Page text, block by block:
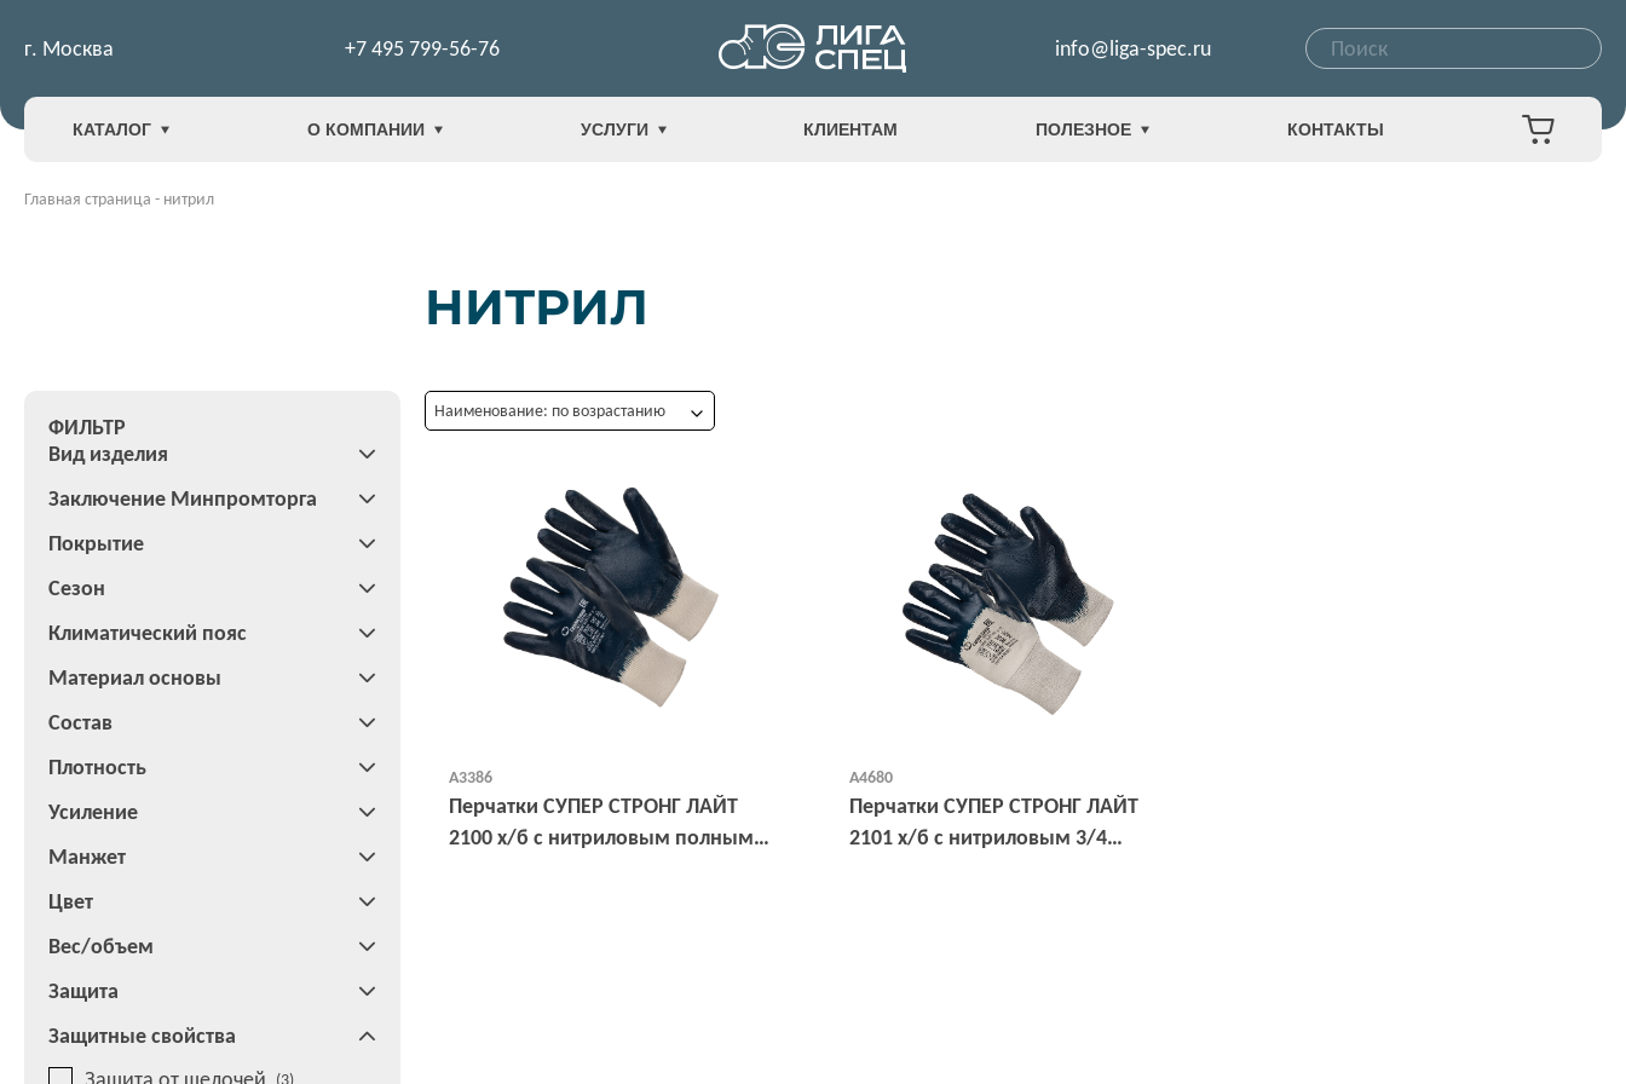
г. Москва +7 495 799-56-76 info@liga-spec.ru
КАТАЛОГ О КОМПАНИИ УСЛУГИ КЛИЕНТАМ ПОЛЕЗНОЕ КОНТАКТЫ
Главная страница - нитрил
НИТРИЛ
ФИЛЬТР
Вид изделия
Заключение Минпромторга
Покрытие
Сезон
Климатический пояс
Материал основы
Состав
Плотность
Усиление
Манжет
Цвет
Вес/объем
Защита
Защитные свойства
(3)
Наименование: по возрастанию
А3386
Перчатки СУПЕР СТРОНГ ЛАЙТ
2100 х/б с нитриловым полным
А4680
Перчатки СУПЕР СТРОНГ ЛАЙТ
2101 х/б с нитриловым 3/4